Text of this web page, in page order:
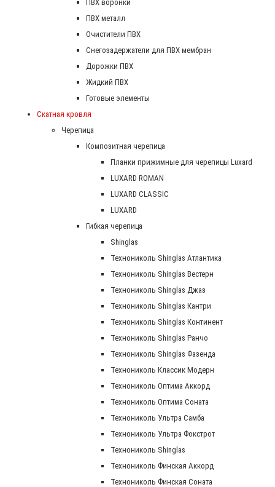
ПВХ воронки
ПВХ металл
Очистители ПВХ
Снегозадержатели для ПВХ мембран
Дорожки ПВХ
Жидкий ПВХ
Готовые элементы
Скатная кровля
Черепица
Композитная черепица
Планки прижимные для черепицы Luxard
LUXARD ROMAN
LUXARD CLASSIC
LUXARD
Гибкая черепица
Shinglas
Технониколь Shinglas Атлантика
Технониколь Shinglas Вестерн
Технониколь Shinglas Джаз
Технониколь Shinglas Кантри
Технониколь Shinglas Континент
Технониколь Shinglas Ранчо
Технониколь Shinglas Фазенда
Технониколь Классик Модерн
Технониколь Оптима Аккорд
Технониколь Оптима Соната
Технониколь Ультра Самба
Технониколь Ультра Фокстрот
Технониколь Shinglas
Технониколь Финская Аккорд
Технониколь Финская Соната